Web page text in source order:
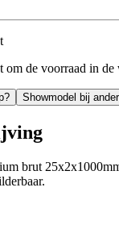
om de voorraad in
Showmodel bij
brut